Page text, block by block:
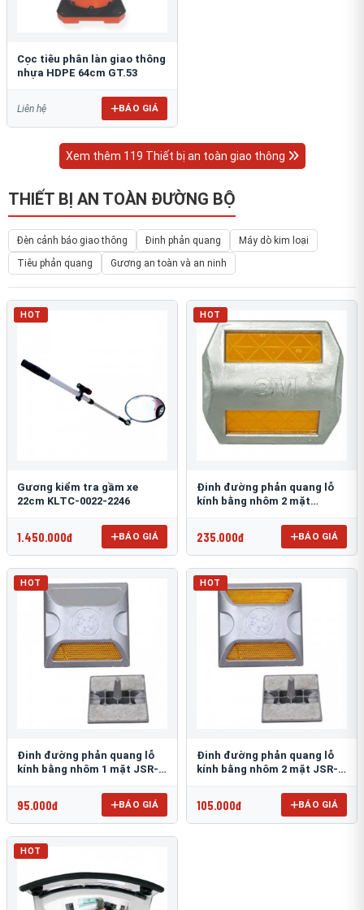
Cọc tiêu phân làn giao thông
nhựa HDPE 64cm GT.53
Liên hệ BÁO GIÁ
Xem thêm 119 Thiết bị an toàn giao thông
THIẾT BỊ AN TOÀN ĐƯỜNG BỘ
Đèn cảnh báo giao thông Đinh phản quang
Máy dò kim loại
Tiêu phản quang
Gương an toàn và an ninh
HOT
Gương kiểm tra gầm xe
22cm KLTC-0022-2246
1.450.000đ BÁO GIÁ
HOT
Đinh đường phản quang lỗ
kính bằng nhôm 2 mặt
235.000đ BÁO GIÁ
HOT
Đinh đường phản quang lỗ
kính bằng nhôm 1 mặt JSR-
95.000đ BÁO GIÁ
HOT
Đinh đường phản quang lỗ
kính bằng nhôm 2 mặt JSR-
105.000đ BÁO GIÁ
HOT